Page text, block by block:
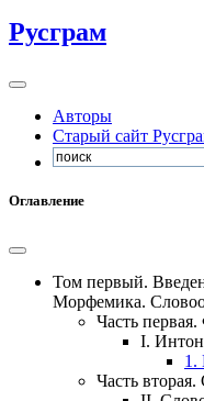
Русграм
Авторы
Старый сайт
Оглавление
Том первый.
Морфемика.
Часть первая.
I.
1.
Часть вторая.